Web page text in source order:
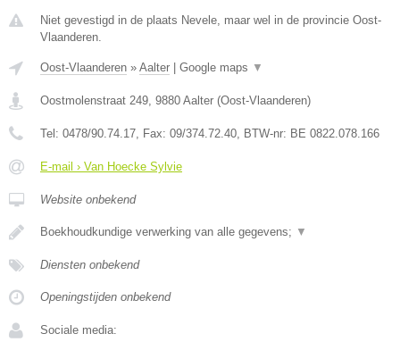
Niet gevestigd in de plaats Nevele, maar wel in de provincie Oost-
Vlaanderen.
Oost-Vlaanderen » Aalter Google maps ▼
Oostmolenstraat 249, 9880 Aalter (Oost-Vlaanderen)
Tel: 0478/90.74.17, Fax: 09/374.72.40, BTW-nr: BE 0822.078.166
E-mail › Van Hoecke Sylvie
Website onbekend
Boekhoudkundige verwerking van alle gegevens; ▼
Diensten onbekend
Openingstijden onbekend
Sociale media: